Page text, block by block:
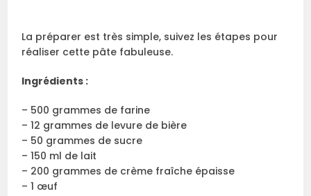
La préparer est très simple, suivez les étapes pour
réaliser cette pâte fabuleuse.
Ingrédients :
– 500 grammes de farine
– 12 grammes de levure de bière
– 50 grammes de sucre
– 150 ml de lait
– 200 grammes de crème fraîche épaisse
– 1 œuf